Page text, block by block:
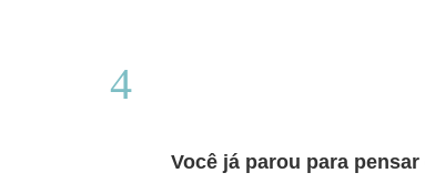
Você já parou para